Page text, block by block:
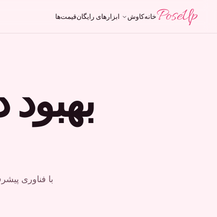
PoseUpخانهکاوش ابزارهای رایگانقیمت‌ها
با فناوری